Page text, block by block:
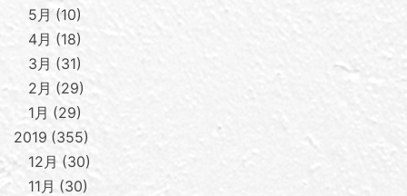
5月
10
4月
18
3月
31
2月
29
1月
29
2019 355
12月 30
11月 30